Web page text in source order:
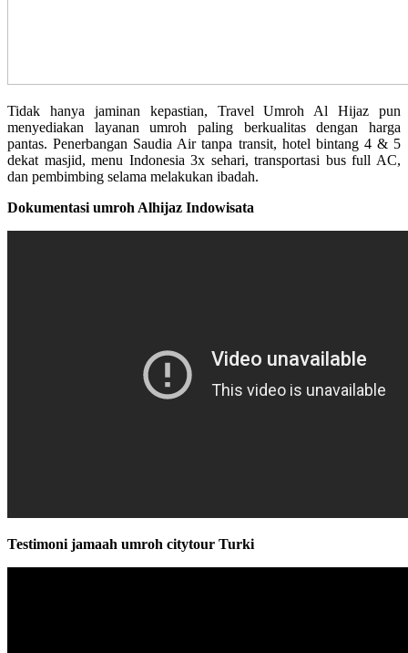
Tidak hanya jaminan kepastian, Travel Umroh Al Hijaz pun
menyediakan layanan umroh paling berkualitas dengan harga
pantas. Penerbangan Saudia Air tanpa transit, hotel bintang 4 & 5
dekat masjid, menu Indonesia 3x sehari, transportasi bus full AC,
dan pembimbing selama melakukan ibadah.
Dokumentasi umroh Alhijaz Indowisata
Testimoni jamaah umroh citytour Turki